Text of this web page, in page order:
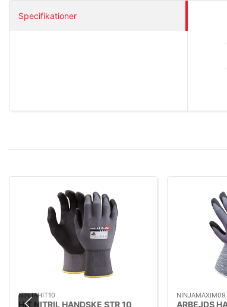
Specifikationer
NINJAHIT10
HIT NITRIL HANDSKE STR 10
NINJAMAXIM09
ARBEJDS